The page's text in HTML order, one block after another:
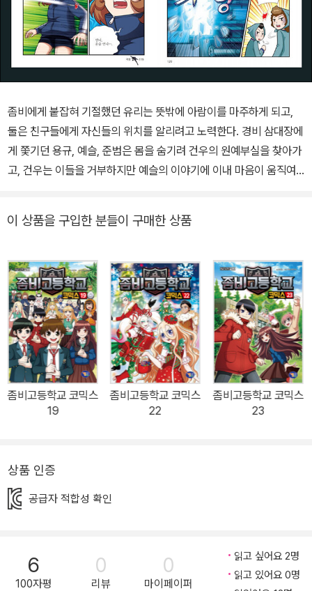
좀비에게 붙잡혀 기절했던 유리는 뜻밖에 아람이를 마주하게 되고,
둘은 친구들에게 자신들의 위치를 알리려고 노력한다. 경비 삼대장에
게 쫓기던 용규, 예슬, 준범은 몸을 숨기려 건우의 원예부실을 찾아가
고, 건우는 이들을 거부하지만 예슬의 이야기에 이내 마음이 움직여
의 은신처에 들어선 나래, 산하, 준형은 갑작스레 좀비들과 맞닥뜨리
져 가는데…. 1차 원정이 끝나고 다시 모인 좀비고등학교 비밀 원정
대. 아직 싸움은 끝나지 않았다!
이 상품을 구입한 분들이 구매한 상품
좀비고등학교 코믹스
19
좀비고등학교 코믹스
22
좀비고등학교 코믹스
23
상품 인증
공급자 적합성 확인
6
100자평
0
리뷰
0
마이페이퍼
읽고 싶어요 2명
읽고 있어요 0명